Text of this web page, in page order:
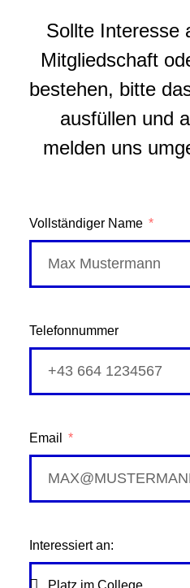
Sollte Interesse
Mitgliedschaft
bestehen, bitte
ausfüllen und
melden uns
Vollständiger Name
Telefonnummer
Email
Interessiert an: